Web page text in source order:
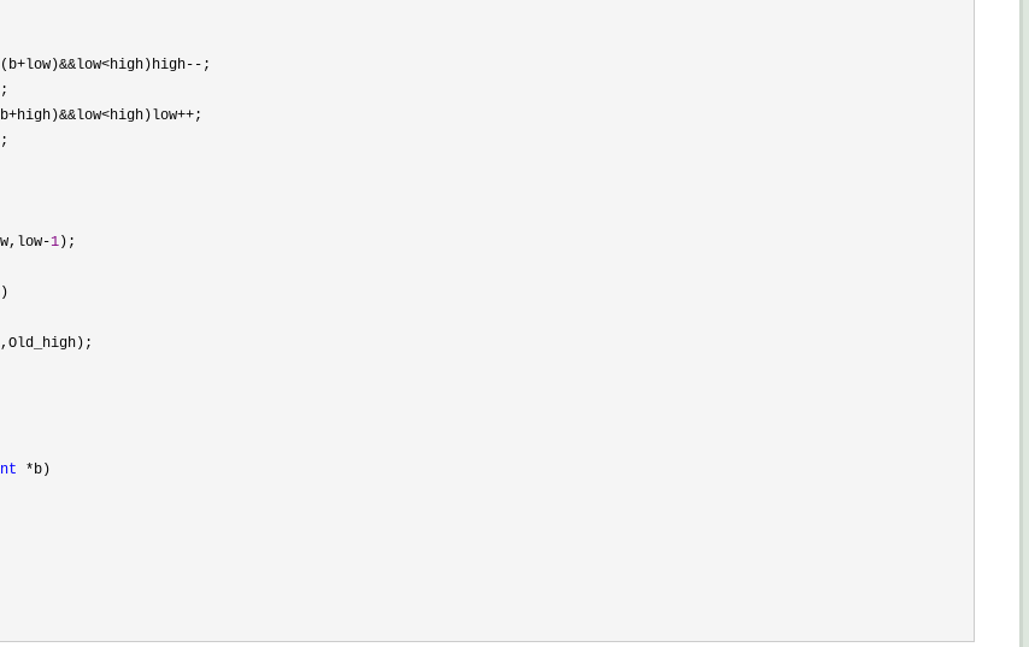
(b+low)&&low<high)high-- ;
+high)&&low<high)low++;
-1 );
,Old_high);
*b)